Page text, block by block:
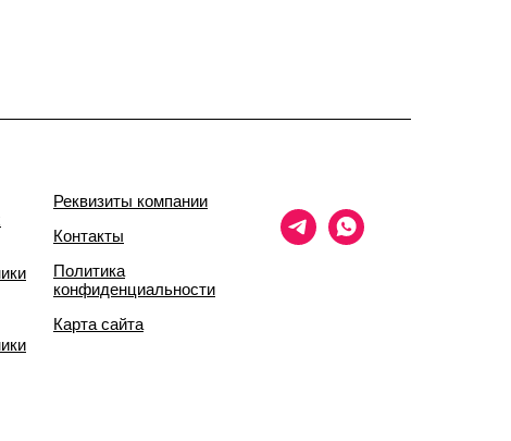
Реквизиты компании
Контакты
Политика
конфиденциальности
Карта сайта